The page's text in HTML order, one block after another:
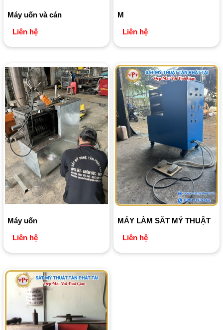
Máy uốn và cán
Liên hệ
M
Liên hệ
Máy uốn
Liên hệ
MÁY LÀM SẮT MỶ THUẬT
Liên hệ